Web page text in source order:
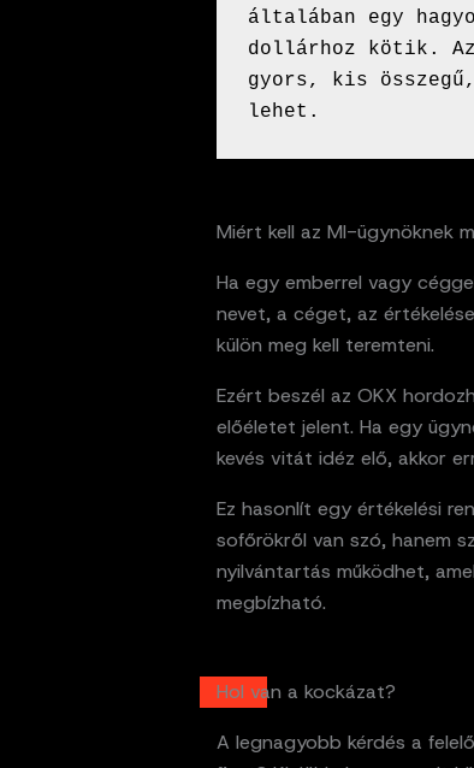
általában egy
dollárhoz kötik.
gyors, kis
lehet.
Miért kell az MI-ügynöknek
Ha egy emberrel vagy
nevet, a céget, az
külön meg kell teremteni.
Ezért beszél az OKX
előéletet jelent. Ha egy
kevés vitát idéz elő, akkor
Ez hasonlít egy értékelési
sofőrökről van szó, hanem
nyilvántartás működhet,
megbízható.
Hol van a kockázat?
A legnagyobb kérdés a